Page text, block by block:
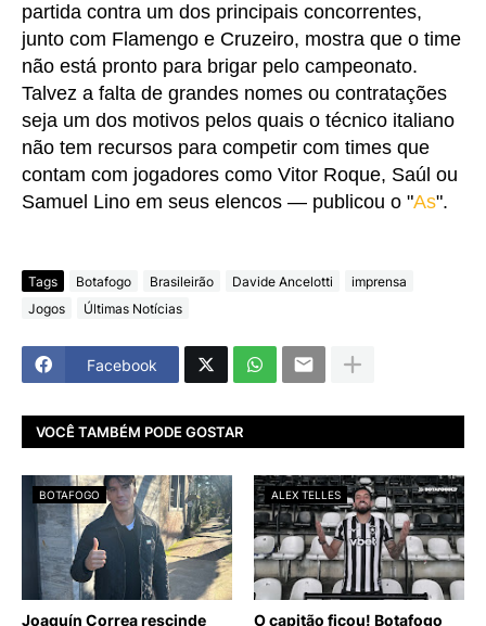
partida contra um dos principais concorrentes,
junto com Flamengo e Cruzeiro, mostra que o time
não está pronto para brigar pelo campeonato.
Talvez a falta de grandes nomes ou contratações
seja um dos motivos pelos quais o técnico italiano
não tem recursos para competir com times que
contam com jogadores como Vitor Roque, Saúl ou
Samuel Lino em seus elencos — publicou o "As".
Tags Botafogo Brasileirão Davide Ancelotti
imprensa
Jogos
Últimas Notícias
Facebook
VOCÊ TAMBÉM PODE GOSTAR
BOTAFOGO
Joaquín Correa rescinde
ALEX TELLES
O capitão ficou! Botafogo